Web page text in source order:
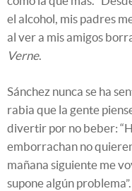
el alcohol, mis padres
al ver a mis amigos
Verne.
Sánchez nunca se ha
rabia que la gente
divertir por no beber:
emborrachan no
mañana siguiente me
supone algún